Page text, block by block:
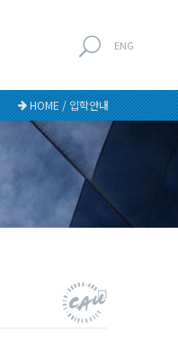
ENG
HOME / 입학안내